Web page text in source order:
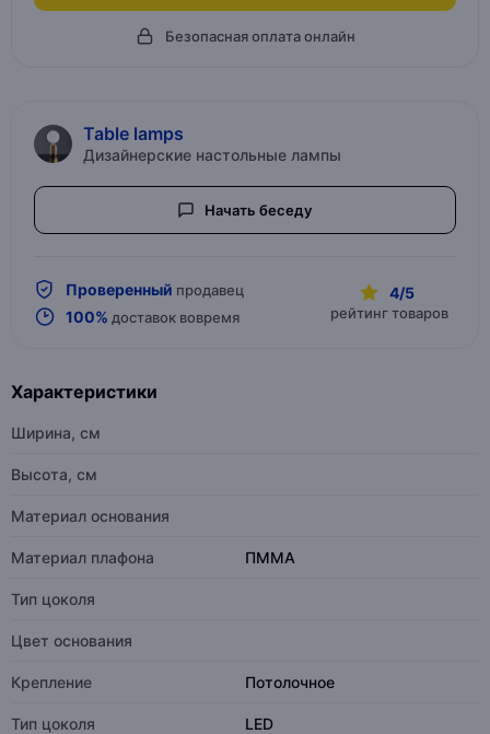
Безопасная оплата онлайн
Table lamps
Дизайнерские настольные лампы
Начать беседу
Проверенный продавец
100% доставок вовремя
4/5
рейтинг товаров
Характеристики
Ширина, см
Высота, см
Материал основания
Материал плафона ПММА
Тип цоколя
Цвет основания
Крепление Потолочное
Тип цоколя LED